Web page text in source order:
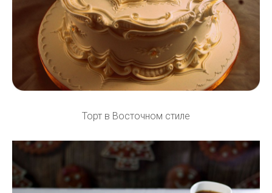
Торт в Восточном стиле